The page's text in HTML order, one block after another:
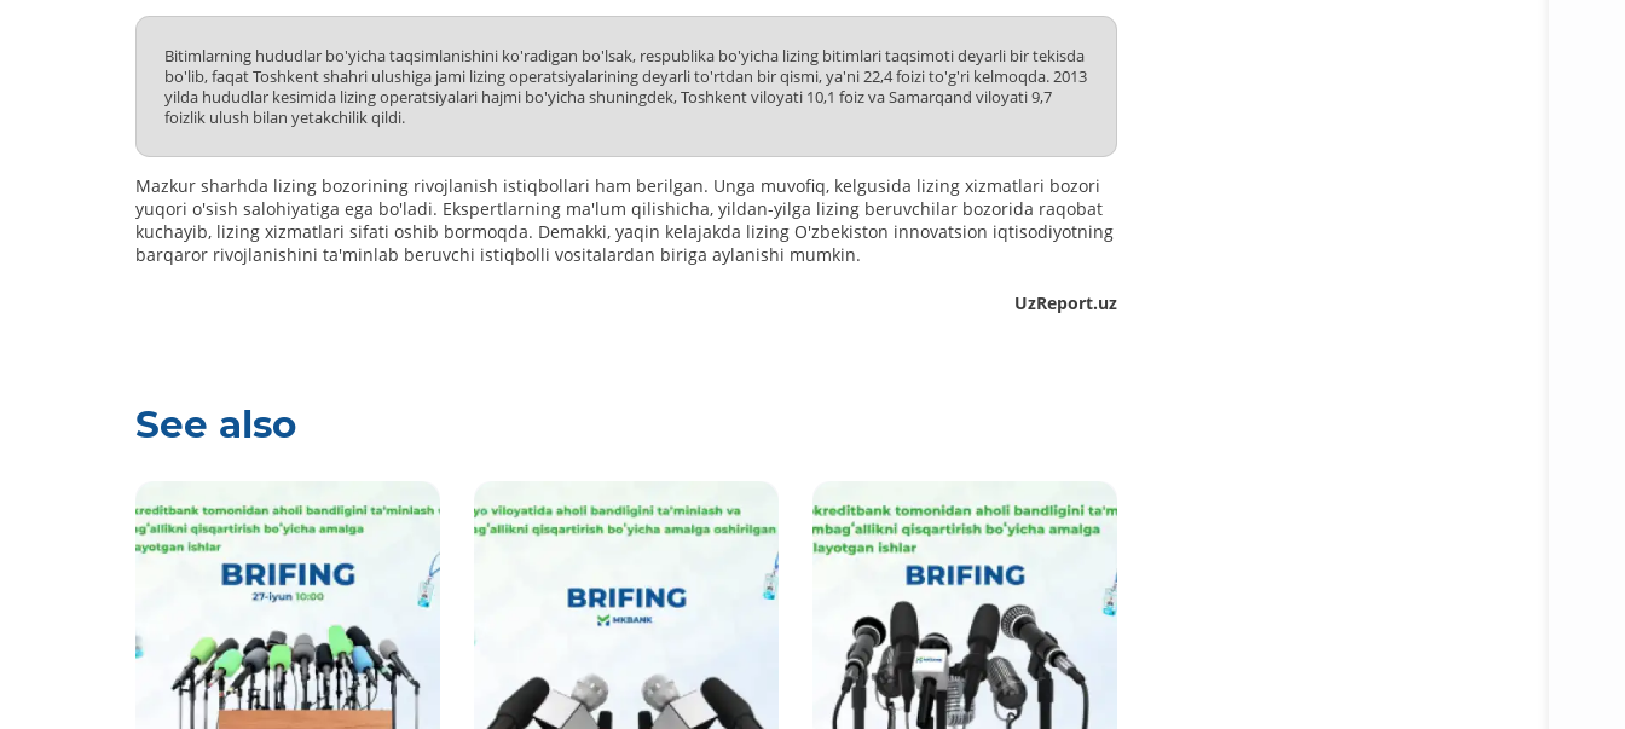
Bitimlarning hududlar bo'yicha taqsimlanishini ko'radigan bo'lsak, respublika bo'yicha lizing bitimlari taqsimoti deyarli bir tekisda
bo'lib, faqat Toshkent shahri ulushiga jami lizing operatsiyalarining deyarli to'rtdan bir qismi, ya'ni 22,4 foizi to'g'ri kelmoqda. 2013
yilda hududlar kesimida lizing operatsiyalari hajmi bo'yicha shuningdek, Toshkent viloyati 10,1 foiz va Samarqand viloyati 9,7
foizlik ulush bilan yetakchilik qildi.
Mazkur sharhda lizing bozorining rivojlanish istiqbollari ham berilgan. Unga muvofiq, kelgusida lizing xizmatlari bozori
yuqori o'sish salohiyatiga ega bo'ladi. Ekspertlarning ma'lum qilishicha, yildan-yilga lizing beruvchilar bozorida raqobat
kuchayib, lizing xizmatlari sifati oshib bormoqda. Demakki, yaqin kelajakda lizing O'zbekiston innovatsion iqtisodiyotning
barqaror rivojlanishini ta'minlab beruvchi istiqbolli vositalardan biriga aylanishi mumkin.
UzReport.uz
See also